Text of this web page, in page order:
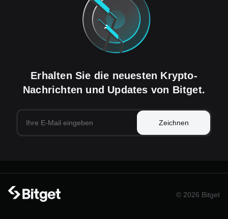
Erhalten Sie die neuesten Krypto-
Nachrichten und Updates von Bitget.
Zeichnen
© 2026 Bitget